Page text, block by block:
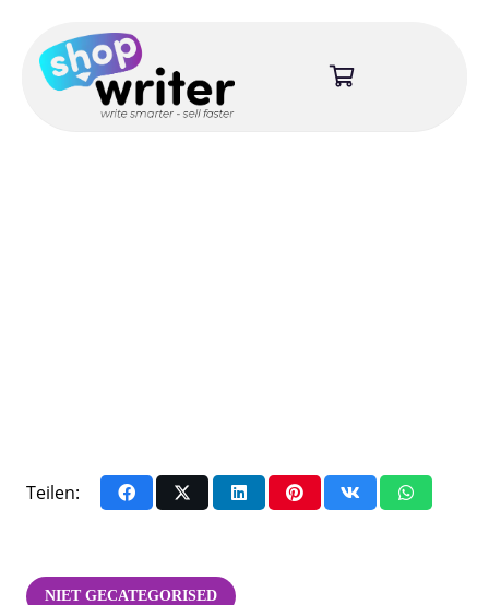
Teilen:
NIET GECATEGORISED